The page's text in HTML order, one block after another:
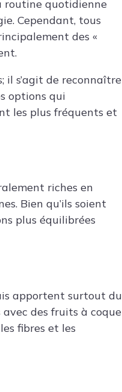
routine quotidienne
Cependant, tous
des «
il s’agit de reconnaître
options qui
les plus fréquents et
riches en
Bien qu’ils soient
plus équilibrées
apportent surtout du
avec des fruits à coque
fibres et les